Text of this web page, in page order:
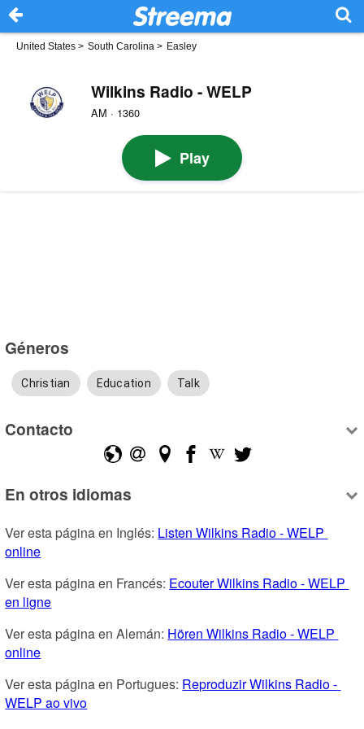
United States > South Carolina > Easley
Wilkins Radio - WELP
AM · 1360
Play
Géneros
Christian Education Talk
Contacto
En otros idiomas
Ver esta página en Inglés: Listen Wilkins Radio - WELP
online
Ver esta página en Francés: Ecouter Wilkins Radio - WELP
en ligne
Ver esta página en Alemán: Hören Wilkins Radio - WELP
online
Ver esta página en Portugues: Reproduzir Wilkins Radio -
WELP ao vivo